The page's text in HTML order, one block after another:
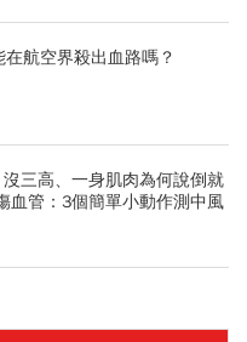
航空界殺出血路嗎？
三高、一身肌肉為何說倒就
血管：3個簡單小動作測中風